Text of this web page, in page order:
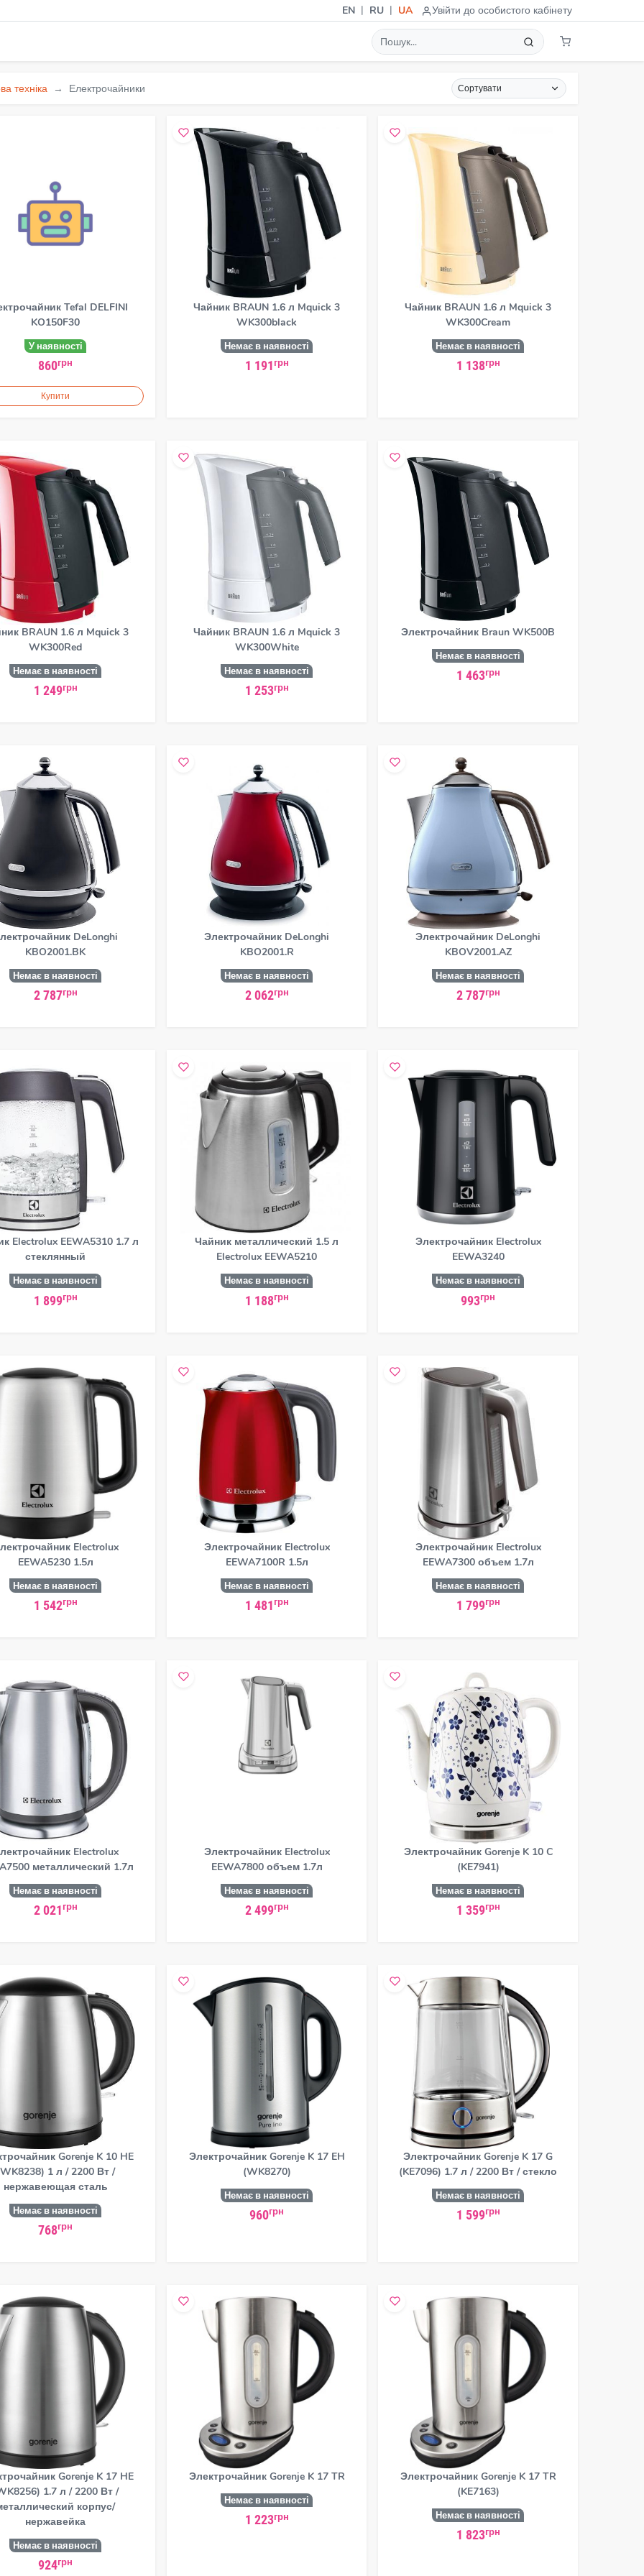
EN | RU | UA Увійти до особистого кабінету
техніка Електрочайники Сортувати
Tefal DELFINI
KO150F30
У наявності
860грн
Купити
Чайник BRAUN 1.6 л Mquick 3
WK300black
Немає в наявності
1 191 грн
Чайник BRAUN 1.6 л Mquick 3
WK300Cream
Немає в наявності
1 138грн
BRAUN 1.6 л Mquick 3
WK300Red
Немає в наявності
1 249грн
Чайник BRAUN 1.6 л Mquick 3
WK300White
Немає в наявності
1 253грн
Электрочайник Braun WK500B
Немає в наявності
1 463грн
DeLonghi
KBO2001.BK
Немає в наявності
2 787грн
Электрочайник DeLonghi
KBO2001.R
Немає в наявності
2 062грн
Электрочайник DeLonghi
KBOV2001.AZ
Немає в наявності
2 787грн
Electrolux EEWA5310 1.7 л
стеклянный
Немає в наявності
1 899грн
Чайник металлический 1.5 л
Electrolux EEWA5210
Немає в наявності
1 188грн
Электрочайник Electrolux
EEWA3240
Немає в наявності
993грн
Electrolux
EEWA5230 1.5л
Немає в наявності
1 542грн
Электрочайник Electrolux
EEWA7100R 1.5л
Немає в наявності
1 481 грн
Электрочайник Electrolux
EEWA7300 объем 1.7л
Немає в наявності
1 799грн
Electrolux
металлический 1.7л
Немає в наявності
2 021 грн
Электрочайник Electrolux
EEWA7800 объем 1.7л
Немає в наявності
2 499грн
Электрочайник Gorenje K 10 C
(KE7941)
Немає в наявності
1 359грн
Gorenje K 10 HE
1 л / 2200 Вт /
нержавеющая сталь
Немає в наявності
768грн
Электрочайник Gorenje K 17 EH
(WK8270)
Немає в наявності
960грн
Электрочайник Gorenje K 17 G
(KE7096) 1.7 л / 2200 Вт / стекло
Немає в наявності
1 599грн
Gorenje K 17 HE
1.7 л / 2200 Вт /
корпус/
нержавейка
Немає в наявності
924грн
Электрочайник Gorenje K 17 TR
Немає в наявності
1 223грн
Электрочайник Gorenje K 17 TR
(KE7163)
Немає в наявності
1 823грн